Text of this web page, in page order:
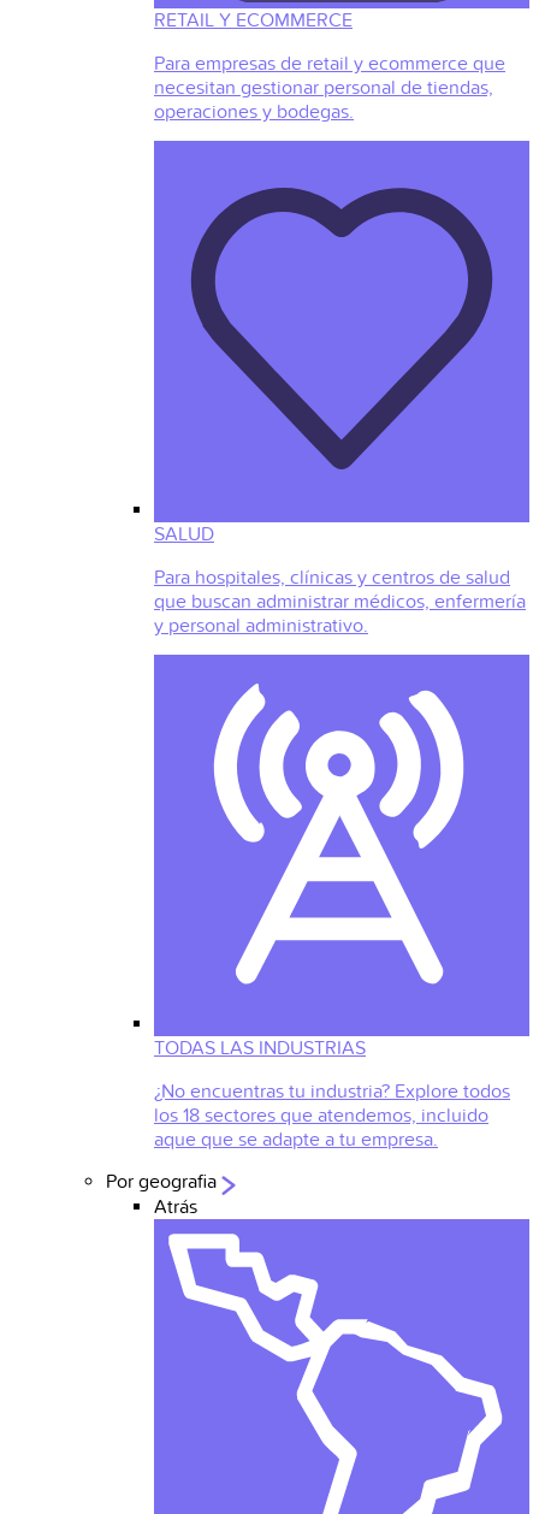
RETAIL Y ECOMMERCE
Para empresas de retail y ecommerce que
necesitan gestionar personal de tiendas,
operaciones y bodegas.
SALUD
Para hospitales, clínicas y centros de salud
que buscan administrar médicos, enfermería
y personal administrativo.
TODAS LAS INDUSTRIAS
¿No encuentras tu industria? Explore todos
los 18 sectores que atendemos, incluido
aque que se adapte a tu empresa.
Por geografia
Atrás